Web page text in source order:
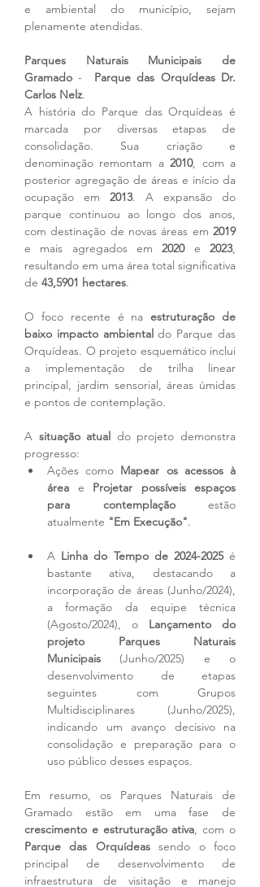
e ambiental do município, sejam
plenamente atendidas.
Parques Naturais Municipais de
Gramado - Parque das Orquídeas Dr.
Carlos Nelz.
A história do Parque das Orquídeas é
marcada por diversas etapas de
consolidação. Sua criação e
denominação remontam a 2010, com a
posterior agregação de áreas e início da
ocupação em 2013. A expansão do
parque continuou ao longo dos anos,
com destinação de novas áreas em 2019
e mais agregados em 2020 e 2023,
resultando em uma área total significativa
de 43,5901 hectares.
O foco recente é na estruturação de
baixo impacto ambiental do Parque das
Orquídeas. O projeto esquemático inclui
a implementação de trilha linear
principal, jardim sensorial, áreas úmidas
e pontos de contemplação.
A situação atual do projeto demonstra
progresso:
Ações como Mapear os acessos à
área e Projetar possíveis espaços
para contemplação estão
atualmente "Em Execução".
A Linha do Tempo de 2024-2025 é
bastante ativa, destacando a
incorporação de áreas (Junho/2024),
a formação da equipe técnica
(Agosto/2024), o Lançamento do
projeto Parques Naturais
Municipais (Junho/2025) e o
desenvolvimento de etapas
seguintes com Grupos
Multidisciplinares (Junho/2025),
indicando um avanço decisivo na
consolidação e preparação para o
uso público desses espaços.
Em resumo, os Parques Naturais de
crescimento e estruturação ativa
Parque das Orquídeas sendo o foco
principal de desenvolvimento de
infraestrutura de visitação e manejo